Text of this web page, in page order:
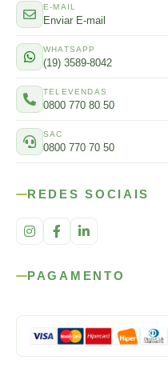
E-MAIL
Enviar E-mail
WHATSAPP
(19) 3589-8042
TELEVENDAS
0800 770 80 50
SAC
0800 770 70 50
REDES SOCIAIS
PAGAMENTO